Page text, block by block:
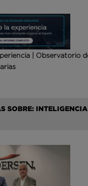
| Observatorio
SOBRE: INTELIGENCIA